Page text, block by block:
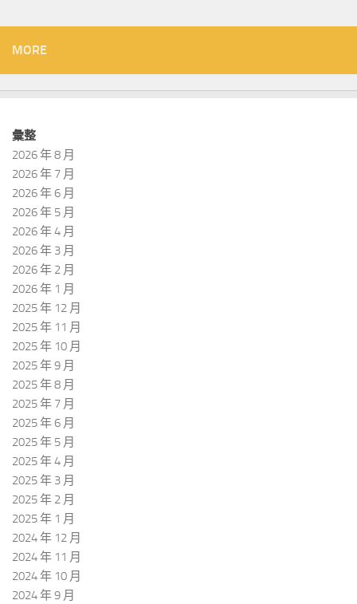
MORE
彙整
2026 年 8 月
2026 年 7 月
2026 年 6 月
2026 年 5 月
2026 年 4 月
2026 年 3 月
2026 年 2 月
2026 年 1 月
2025 年 12 月
2025 年 11 月
2025 年 10 月
2025 年 9 月
2025 年 8 月
2025 年 7 月
2025 年 6 月
2025 年 5 月
2025 年 4 月
2025 年 3 月
2025 年 2 月
2025 年 1 月
2024 年 12 月
2024 年 11 月
2024 年 10 月
2024 年 9 月